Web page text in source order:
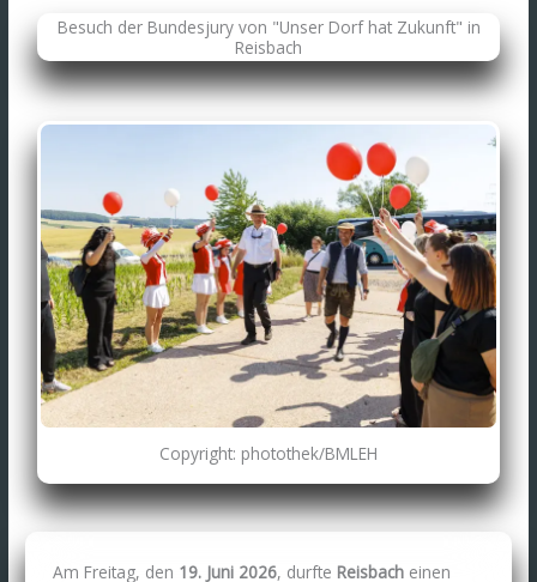
Besuch der Bundesjury von "Unser Dorf hat Zukunft" in
Reisbach
Copyright: photothek/BMLEH
Am Freitag, den 19. Juni 2026, durfte Reisbach einen